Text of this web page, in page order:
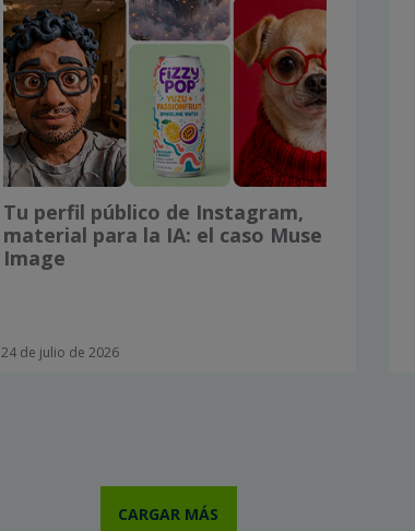
Tu perfil público de Instagram,
material para la IA: el caso Muse
Image
24 de julio de 2026
CARGAR MÁS